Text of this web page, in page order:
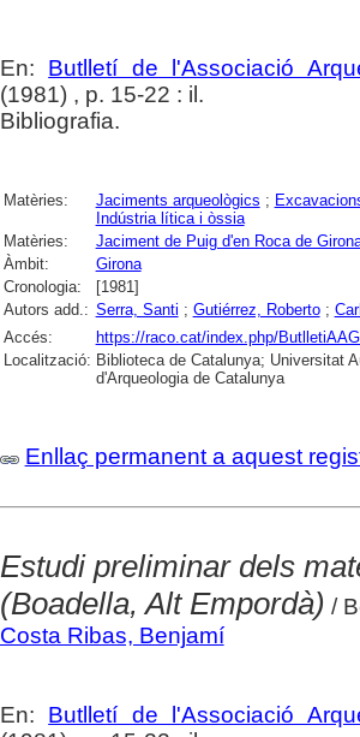
En: Butlletí de l'Associació
(1981) , p. 15-22 : il.
Bibliografia.
Matèries: Jaciments arqueològics ;
Indústria lítica i òssia
Matèries:
Jaciment de Puig d'en Roca de
Àmbit:
Girona
Cronologia:
[1981]
Autors add.: Serra, Santi ; Gutiérrez, Roberto;
Accés:
https://raco.cat/index.php/
Localització: Biblioteca de Catalunya; Universitat
d'Arqueologia de Catalunya
Enllaç permanent a aquest
Estudi preliminar dels
(Boadella, Alt Empordà) /
Costa Ribas, Benjamí
En: Butlletí de l'Associació